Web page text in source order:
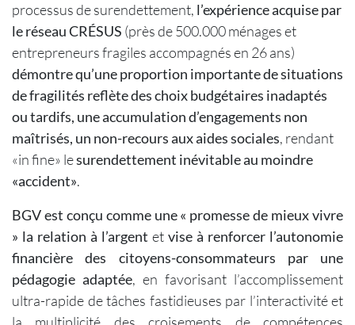
processus de surendettement, l’expérience acquise par
le réseau CRÉSUS (près de 500.000 ménages et
entrepreneurs fragiles accompagnés en 26 ans)
démontre qu’une proportion importante de situations
de fragilités reflète des choix budgétaires inadaptés
ou tardifs, une accumulation d’engagements non
maîtrisés, un non-recours aux aides sociales, rendant
«in fine» lesurendettement inévitable au moindre
«accident».
BGV est conçu comme une « promesse de mieux vivre
» la relation à l’argent et vise à renforcer l’autonomie
financière des citoyens-consommateurs par une
pédagogie adaptée, en favorisant l’accomplissement
ultra-rapide de tâches fastidieuses par l’interactivité et